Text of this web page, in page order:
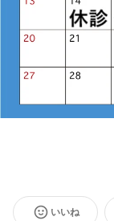
いいね